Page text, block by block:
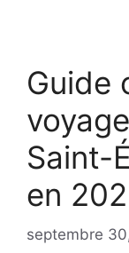
Guide
Saint-
en
septembre